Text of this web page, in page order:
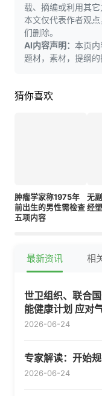
载、摘编或利用其它
本文仅代表作者观
们删除。
AI内容声明： 本页
题材，素材，提纲的
猜你喜欢
肿瘤学家称1975年
前出生的男性需检查
五项内容
无
经
最新资讯 相
世卫组织、联合
能健康计划 应对
2026-06-24
专家解读：开始
2026-06-24